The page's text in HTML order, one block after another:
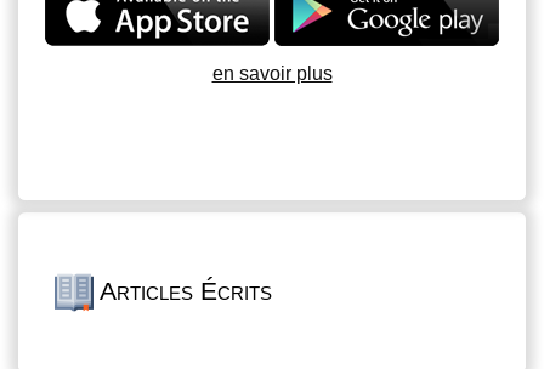
en savoir plus
Articles Écrits